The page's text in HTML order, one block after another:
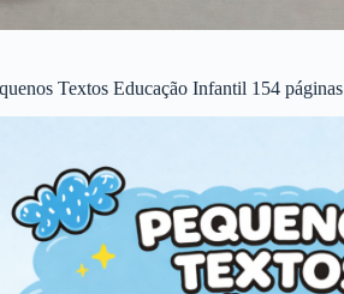
Textos Educação Infantil 154 páginas